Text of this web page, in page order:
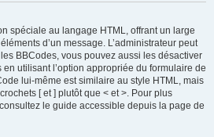
spéciale au langage HTML, offrant un large
d’un message. L’administrateur peut
BBCodes, vous pouvez aussi les désactiver
utilisant l’option appropriée du formulaire de
lui-même est similaire au style HTML, mais
[ et ] plutôt que < et >. Pour plus
le guide accessible depuis la page de